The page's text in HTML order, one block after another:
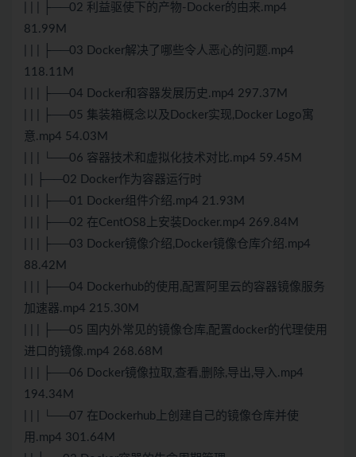
| | | ├──02 利益驱使下的产物-Docker的由来.mp4
81.99M
| | | ├──03 Docker解决了哪些令人恶心的问题.mp4
118.11M
| | | ├──04 Docker和容器发展历史.mp4 297.37M
| | | ├──05 集装箱概念以及Docker实现,Docker Logo寓
意.mp4 54.03M
| | | └──06 容器技术和虚拟化技术对比.mp4 59.45M
| | ├──02 Docker作为容器运行时
| | | ├──01 Docker组件介绍.mp4 21.93M
| | | ├──02 在CentOS8上安装Docker.mp4 269.84M
| | | ├──03 Docker镜像介绍,Docker镜像仓库介绍.mp4
88.42M
| | | ├──04 Dockerhub的使用,配置阿里云的容器镜像服务
加速器.mp4 215.30M
| | | ├──05 国内外常见的镜像仓库,配置docker的代理使用
进口的镜像.mp4 268.68M
| | | ├──06 Docker镜像拉取,查看,删除,导出,导入.mp4
194.34M
| | | └──07 在Dockerhub上创建自己的镜像仓库并使
用.mp4 301.64M